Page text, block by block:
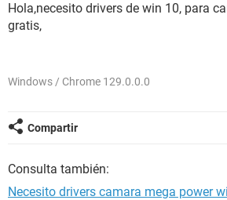
Hola,necesito drivers de win 10, para
gratis,
Windows / Chrome 129.0.0.0
Compartir
Consulta también:
Necesito drivers camara mega power